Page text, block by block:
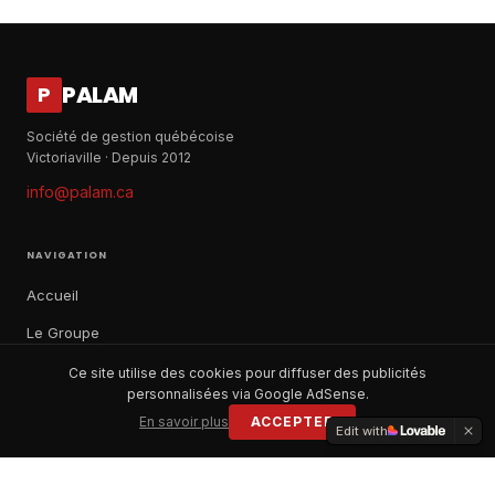
P PALAM
Société de gestion québécoise
Victoriaville · Depuis 2012
info@palam.ca
NAVIGATION
Accueil
Le Groupe
Notre histoire
Ce site utilise des cookies pour diffuser des publicités
personnalisées via Google AdSense.
En savoir plus
ACCEPTER
Edit with